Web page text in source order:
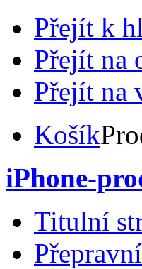
Přejít k
Přejít na
Přejít na
Košík
iPhone-
Titulní